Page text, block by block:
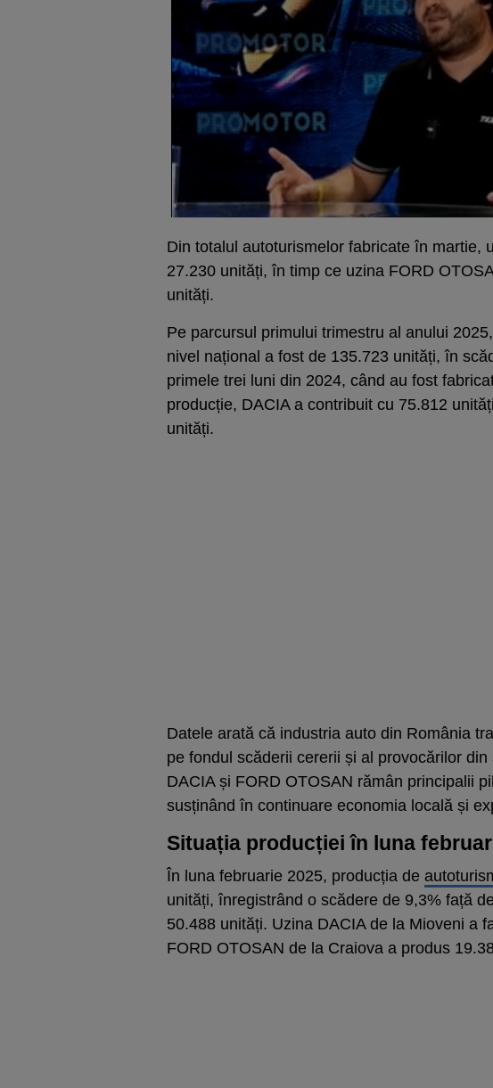
Din totalul autoturismelor fabricate în martie,
27.230 unități, în timp ce uzina FORD
unități.
Pe parcursul primului trimestru al anului
nivel național a fost de 135.723 unități, în
primele trei luni din 2024, când au fost
producție, DACIA a contribuit cu 75.812
unități.
Datele arată că industria auto din România
pe fondul scăderii cererii și al provocărilor
DACIA și FORD OTOSAN rămân principalii
susținând în continuare economia locală și
Situația producției în luna
În luna februarie 2025, producția de
unități, înregistrând o scădere de 9,3% față
50.488 unități. Uzina DACIA de la Mioveni a
FORD OTOSAN de la Craiova a produs